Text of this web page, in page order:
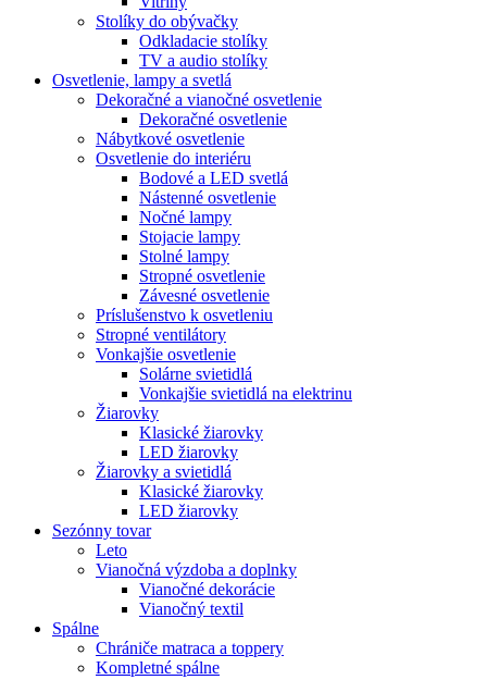
Stolíky do obývačky
Odkladacie stolíky
TV a audio stolíky
Osvetlenie, lampy a svetlá
Dekoračné a vianočné osvetlenie
Dekoračné osvetlenie
Nábytkové osvetlenie
Osvetlenie do interiéru
Bodové a LED svetlá
Nástenné osvetlenie
Nočné lampy
Stojacie lampy
Stolné lampy
Stropné osvetlenie
Závesné osvetlenie
Príslušenstvo k osvetleniu
Stropné ventilátory
Vonkajšie osvetlenie
Solárne svietidlá
Vonkajšie svietidlá na elektrinu
Žiarovky
Klasické žiarovky
LED žiarovky
Žiarovky a svietidlá
Klasické žiarovky
LED žiarovky
Sezónny tovar
Leto
Vianočná výzdoba a doplnky
Vianočné dekorácie
Vianočný textil
Spálne
Chrániče matraca a toppery
Kompletné spálne